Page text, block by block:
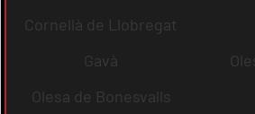
Cornellà de Llobregat
Gavà
Olesa de Bonesvalls